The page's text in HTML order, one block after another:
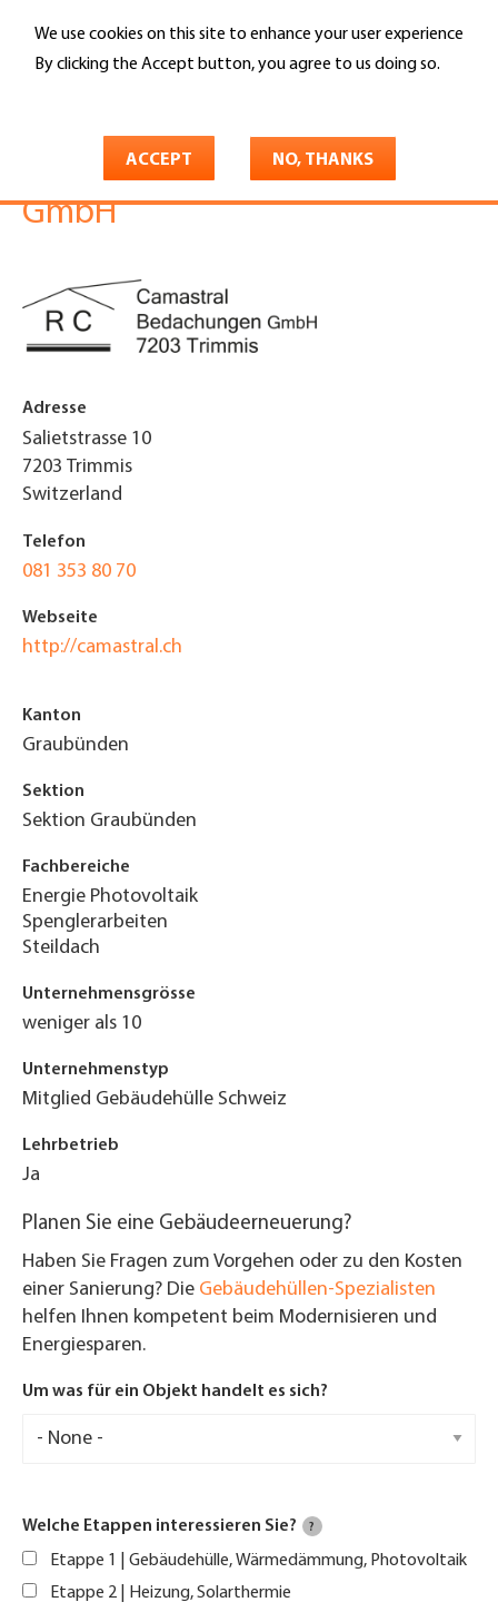
We use cookies on this site to enhance your user experience
By clicking the Accept button, you agree to us doing so.
ACCEPT NO, THANKS
main
Search
Camastral Bedachungen
GmbH
Adresse
Salietstrasse 10
7203 Trimmis
Switzerland
Telefon
081 353 80 70
Webseite
http://camastral.ch
Kanton
Graubünden
Sektion
Sektion Graubünden
Fachbereiche
Energie Photovoltaik
Spenglerarbeiten
Steildach
Unternehmensgrösse
weniger als 10
Unternehmenstyp
Mitglied Gebäudehülle Schweiz
Lehrbetrieb
Ja
Planen Sie eine Gebäudeerneuerung?
Haben Sie Fragen zum Vorgehen oder zu den Kosten
einer Sanierung? Die Gebäudehüllen-Spezialisten
helfen Ihnen kompetent beim Modernisieren und
Energiesparen.
Um was für ein Objekt handelt es sich?
Welche Etappen interessieren Sie? ?
Etappe 1 | Gebäudehülle, Wärmedämmung, Photovoltaik
Etappe 2 | Heizung, Solarthermie